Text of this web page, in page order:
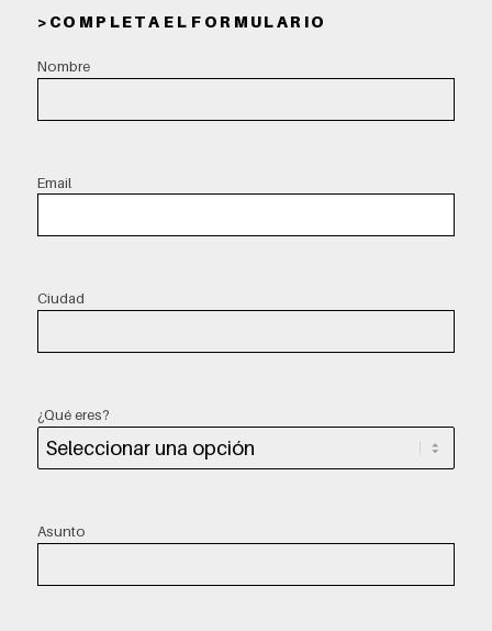
> C O M P L E T A E L F O R M U L A R I O
Nombre
Email
Ciudad
¿Qué eres?
Asunto